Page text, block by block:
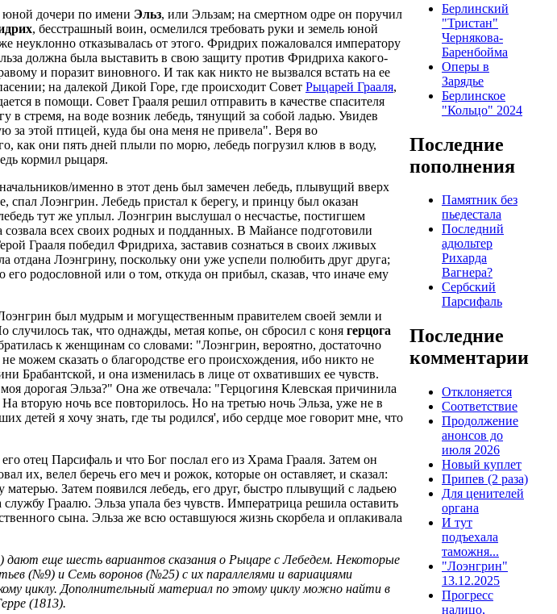
юной дочери по имени Эльз, или Эльзам; на смертном одре он поручил
, бесстрашный воин, осмелился требовать руки и земель юной
неуклонно отказывалась от этого. Фридрих пожаловался императору
должна была выставить в свою защиту против Фридриха какого-
и поразит виновного. И так как никто не вызвался встать на ее
на далекой Дикой Горе, где происходит Совет Рыцарей Грааля,
в помощи. Совет Грааля решил отправить в качестве спасителя
в стремя, на воде возник лебедь, тянущий за собой ладью. Увидев
за этой птицей, куда бы она меня не привела". Веря во
как они пять дней плыли по морю, лебедь погрузил клюв в воду,
кормил рыцаря.
именно в этот день был замечен лебедь, плывущий вверх
Лоэнгрин. Лебедь пристал к берегу, и принцу был оказан
тут же уплыл. Лоэнгрин выслушал о несчастье, постигшем
созвала всех своих родных и подданных. В Майансе подготовили
Грааля победил Фридриха, заставив сознаться в своих лживых
отдана Лоэнгрину, поскольку они уже успели полюбить друг друга;
родословной или о том, откуда он прибыл, сказав, что иначе ему
был мудрым и могущественным правителем своей земли и
так, что однажды, метая копье, он сбросил с коня герцога
к женщинам со словами: "Лоэнгрин, вероятно, достаточно
можем сказать о благородстве его происхождения, ибо никто не
Брабантской, и она изменилась в лице от охвативших ее чувств.
дорогая Эльза?" Она же отвечала: "Герцогиня Клевская причинила
вторую ночь все повторилось. Но на третью ночь Эльза, уже не в
детей я хочу знать, где ты родился', ибо сердце мое говорит мне, что
отец Парсифаль и что Бог послал его из Храма Грааля. Затем он
их, велел беречь его меч и рожок, которые он оставляет, и сказал:
Затем появился лебедь, его друг, быстро плывущий с ладьею
Граалю. Эльза упала без чувств. Императрица решила оставить
сына. Эльза же всю оставшуюся жизнь скорбела и оплакивала
дают еще шесть вариантов сказания о Рыцаре с Лебедем. Некоторые
(№9) и Семь воронов (№25) с их параллелями и вариациями
циклу. Дополнительный материал по этому циклу можно найти в
(1813).
Берлинский
"Тристан"
Чернякова-
Баренбойма
Оперы в
Зарядье
Берлинское
"Кольцо" 2024
Последние
пополнения
Памятник без
пьедестала
Последний
адюльтер
Рихарда
Вагнера?
Сербский
Парсифаль
Последние
комментарии
Отклоняется
Соответствие
Продолжение
анонсов до
июля 2026
Новый куплет
Припев (2 раза)
Для ценителей
органа
И тут
подъехала
таможня...
"Лоэнгрин"
13.12.2025
Прогресс
налицо,